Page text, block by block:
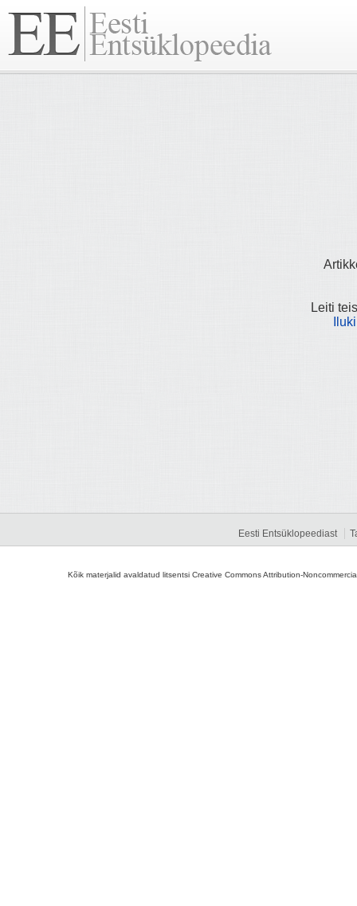
Leiti
Eesti Entsüklopeediast
Kõik materjalid avaldatud litsentsi Creative Commons Attribution-